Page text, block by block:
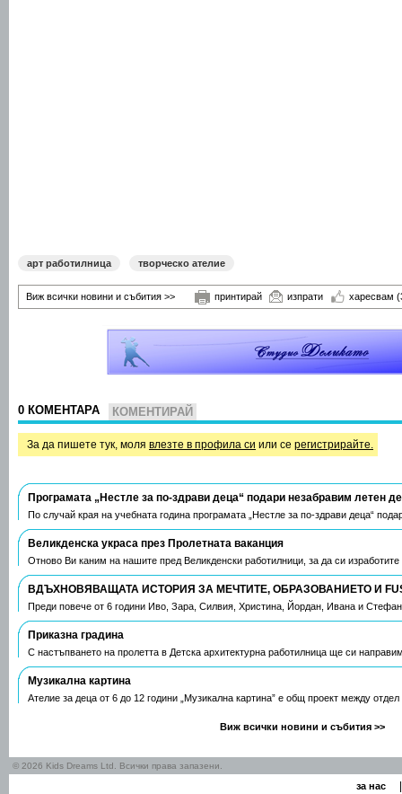
арт работилница творческо ателие
Виж всички новини и събития >> принтирай изпрати харесвам
0 КОМЕНТАРА КОМЕНТИРАЙ
За да пишете тук, моля влезте в профила си или се регистрирайте.
Програмата „Нестле за по-здрави деца“ подари незабравим летен
По случай края на учебната година програмата „Нестле за по-здрави деца“
Великденска украса през Пролетната ваканция
Отново Ви каним на нашите пред Великденски работилници, за да си
ВДЪХНОВЯВАЩАТА ИСТОРИЯ ЗА МЕЧТИТЕ, ОБРАЗОВАНИЕТО И
Преди повече от 6 години Иво, Зара, Силвия, Христина, Йордан, Ивана и
Приказна градина
С настъпването на пролетта в Детска архитектурна работилница ще си
Музикална картина
Ателие за деца от 6 до 12 години „Музикална картина” е общ проект между отдел
Виж всички новини и събития >>
© 2026 Kids Dreams Ltd. Всички права запазени.
за нас